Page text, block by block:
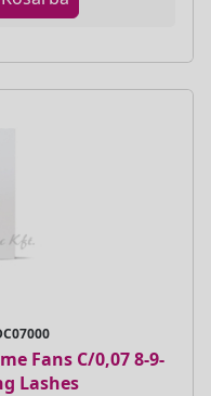
Fans C/0,07 8-9-
Lashes